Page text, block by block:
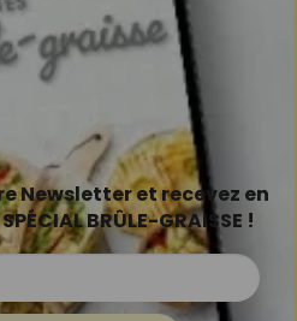
Newsletter et recevez en
BRÛLE-GRAISSE !